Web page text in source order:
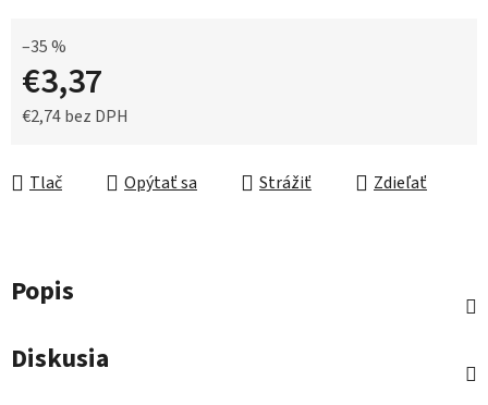
–35 %
€3,37
€2,74 bez DPH
Tlač
Opýtať sa Strážiť Zdieľať
Popis
Diskusia